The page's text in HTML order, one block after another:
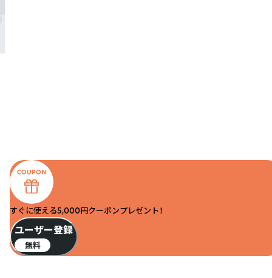
すぐに使える5,000円クーポンプレゼント！
ユーザー登録
無料